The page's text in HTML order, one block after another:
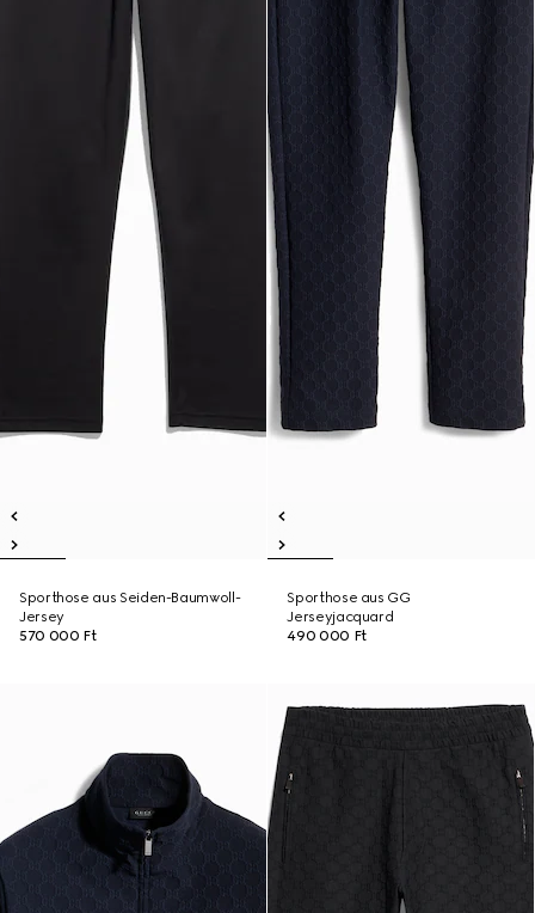
Sporthose aus Seiden-Baumwoll-
Jersey
570 000 Ft
Sporthose aus GG
Jerseyjacquard
490 000 Ft